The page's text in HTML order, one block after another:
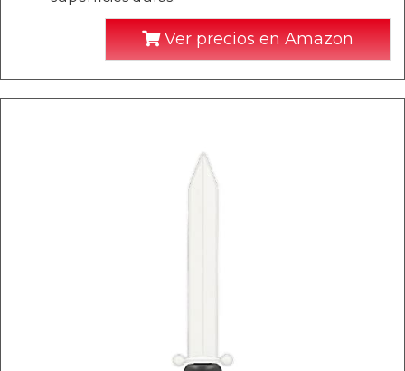
Ver precios en Amazon